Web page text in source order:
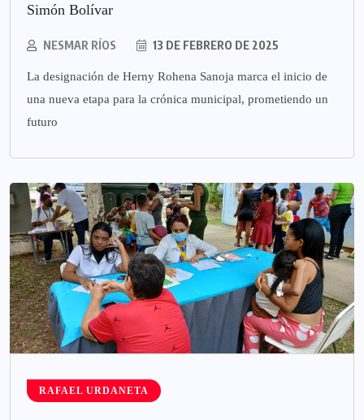
Simón Bolívar
NESMAR RÍOS 13 DE FEBRERO DE 2025
La designación de Herny Rohena Sanoja marca el inicio de
una nueva etapa para la crónica municipal, prometiendo un
futuro
RAFAEL URDANETA